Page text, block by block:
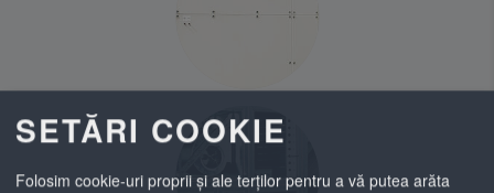
SETĂRI COOKIE
Folosim cookie-uri proprii și ale terților pentru a vă putea arăta